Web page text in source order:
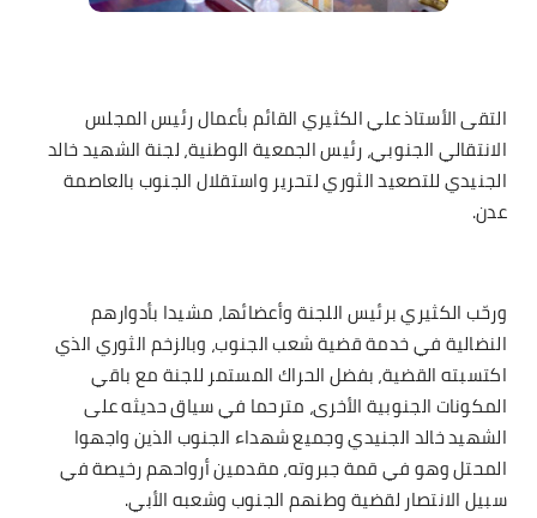
التقى الأستاذ علي الكثيري القائم بأعمال رئيس المجلس
الانتقالي الجنوبي، رئيس الجمعية الوطنية، لجنة الشهيد خالد
الجنيدي للتصعيد الثوري لتحرير واستقلال الجنوب بالعاصمة
عدن.
ورحّب الكثيري برئيس اللجنة وأعضائها، مشيدا بأدوارهم
النضالية في خدمة قضية شعب الجنوب، وبالزخم الثوري الذي
اكتسبته القضية، بفضل الحراك المستمر للجنة مع باقي
المكونات الجنوبية الأخرى، مترحما في سياق حديثه على
الشهيد خالد الجنيدي وجميع شهداء الجنوب الذين واجهوا
المحتل وهو في قمة جبروته، مقدمين أرواحهم رخيصة في
سبيل الانتصار لقضية وطنهم الجنوب وشعبه الأبي.